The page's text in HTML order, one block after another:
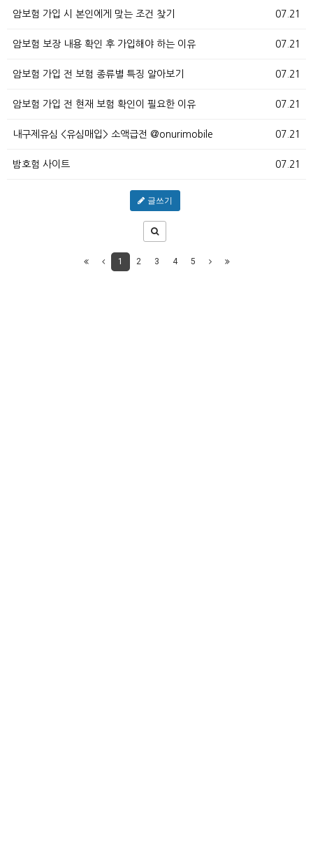
07.21
암보험 가입 시 본인에게 맞는 조건 찾기
07.21
암보험 보장 내용 확인 후 가입해야 하는 이유
07.21
암보험 가입 전 보험 종류별 특징 알아보기
07.21
암보험 가입 전 현재 보험 확인이 필요한 이유
07.21
내구제유심 <유심매입> 소액급전 @onurimobile
07.21
밤호험 사이트
글쓰기
1 2 3 4 5